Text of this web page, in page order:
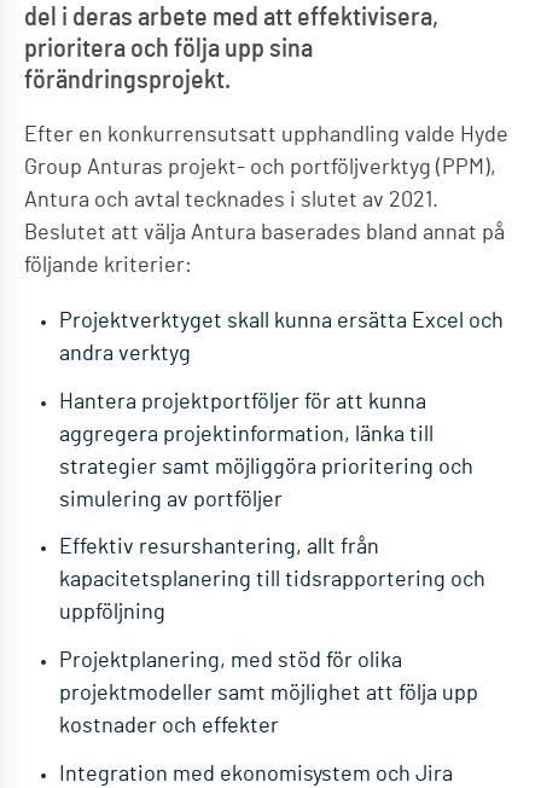
del i deras arbete med att effektivisera,
prioritera och följa upp sina
förändringsprojekt.
Efter en konkurrensutsatt upphandling valde Hyde
Group Anturas projekt- och portföljverktyg (PPM),
Antura och avtal tecknades i slutet av 2021.
Beslutet att välja Antura baserades bland annat på
följande kriterier:
Projektverktyget skall kunna ersätta Excel och
andra verktyg
Hantera projektportföljer för att kunna
aggregera projektinformation, länka till
strategier samt möjliggöra prioritering och
simulering av portföljer
Effektiv resurshantering, allt från
kapacitetsplanering till tidsrapportering och
uppföljning
Projektplanering, med stöd för olika
projektmodeller samt möjlighet att följa upp
kostnader och effekter
Integration med ekonomisystem och Jira